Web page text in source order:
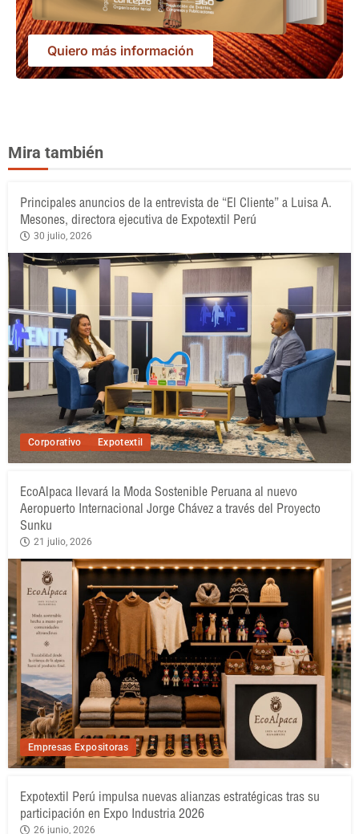
Quiero más información
Mira también
Corporativo Expotextil
Principales anuncios de la entrevista de “El Cliente” a Luisa A.
Mesones, directora ejecutiva de Expotextil Perú
30 julio, 2026
Empresas Expositoras
EcoAlpaca llevará la Moda Sostenible Peruana al nuevo
Aeropuerto Internacional Jorge Chávez a través del Proyecto
Sunku
21 julio, 2026
Expotextil Perú impulsa nuevas alianzas estratégicas tras su
participación en Expo Industria 2026
26 junio, 2026